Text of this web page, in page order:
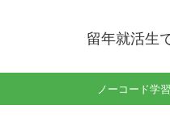
留年就活生
ノーコード学